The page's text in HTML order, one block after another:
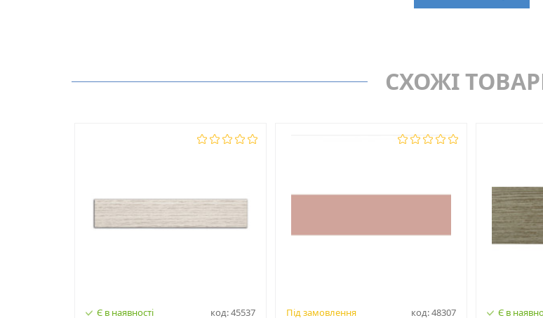
Модель
D16/2
Ширина, мм
СХОЖІ
Є в наявності код: 45537 Під замовлення код: 48307 Є в